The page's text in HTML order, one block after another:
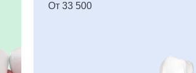
От 33 500